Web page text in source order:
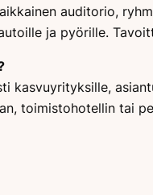
auditorio,
ja pyörille.
kasvuyrityksille,
toimistohotellin tai